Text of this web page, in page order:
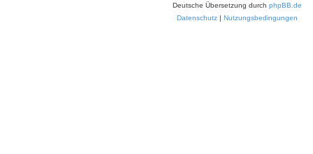
Deutsche Übersetzung durch phpBB.de
Datenschutz | Nutzungsbedingungen